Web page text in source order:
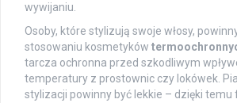
wywijaniu.
Osoby, które stylizują swoje włosy,
stosowaniu kosmetyków
tarcza ochronna przed szkodliwym
temperatury z prostownic czy lokówek.
stylizacji powinny być lekkie – dzięki